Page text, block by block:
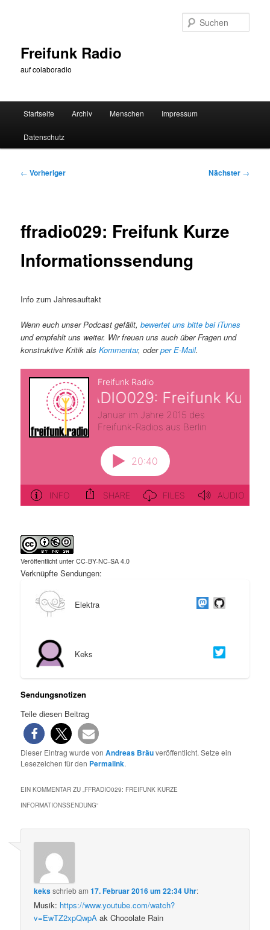
Freifunk Radio
auf colaboradio
Startseite Archiv Menschen Impressum
Datenschutz
Beitragsnavigation
← Vorheriger Nächster →
ffradio029: Freifunk Kurze
Informationssendung
Info zum Jahresauftakt
Wenn euch unser Podcast gefällt,bewertet uns bitte bei iTunes
und empfehlt uns weiter. Wir freuen uns auch über Fragen und
konstruktive Kritik alsKommentar, oderper E-Mail.
Veröffentlicht unter CC-BY-NC-SA 4.0
Verknüpfte Sendungen:
Elektra
Keks
Sendungsnotizen
Teile diesen Beitrag
Dieser Eintrag wurde vonAndreas Bräuveröffentlicht. Setze ein
Lesezeichen für den Permalink.
EIN KOMMENTAR ZU „FFRADIO029: FREIFUNK KURZE
INFORMATIONSSENDUNG“
keksschriebam17. Februar 2016 um 22:34 Uhr:
Musik: https://www.youtube.com/watch?
v=EwTZ2xpQwpA ak Chocolate Rain